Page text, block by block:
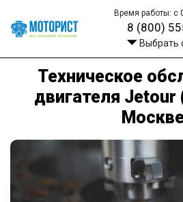
Время работы: с
8 (800)
Выбрать
Техническое
двигателя